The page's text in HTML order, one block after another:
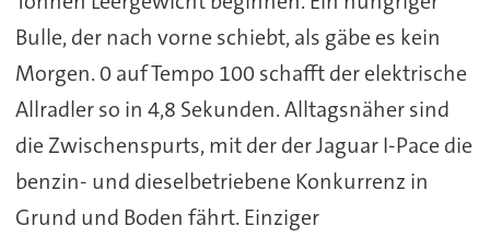
Bulle, der nach vorne schiebt, als gäbe es kein
Morgen. 0 auf Tempo 100 schafft der elektrische
Allradler so in 4,8 Sekunden. Alltagsnäher sind
die Zwischenspurts, mit der der Jaguar I-Pace die
benzin- und dieselbetriebene Konkurrenz in
Grund und Boden fährt. Einziger